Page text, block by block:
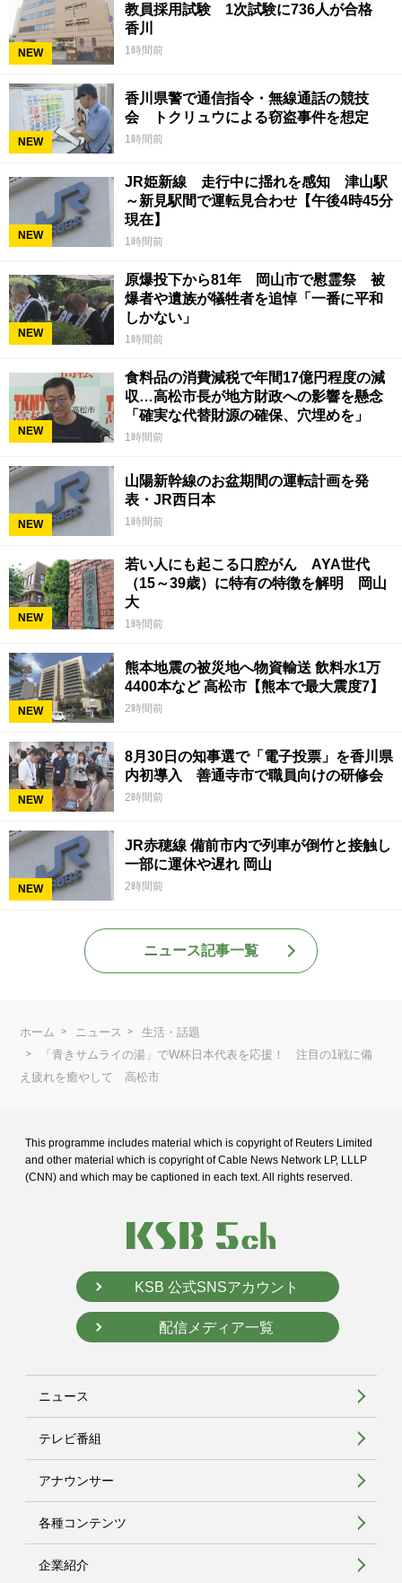
NEW
教員採用試験 1次試験に736人が合格
香川
1時間前
NEW
香川県警で通信指令・無線通話の競技
会 トクリュウによる窃盗事件を想定
1時間前
NEW
JR姫新線 走行中に揺れを感知 津山駅
～新見駅間で運転見合わせ【午後4時45分
現在】
1時間前
NEW
原爆投下から81年 岡山市で慰霊祭 被
爆者や遺族が犠牲者を追悼「一番に平和
しかない」
1時間前
NEW
食料品の消費減税で年間17億円程度の減
収…高松市長が地方財政への影響を懸念
「確実な代替財源の確保、穴埋めを」
1時間前
NEW
山陽新幹線のお盆期間の運転計画を発
表・JR西日本
1時間前
NEW
若い人にも起こる口腔がん AYA世代
（15～39歳）に特有の特徴を解明 岡山
大
1時間前
NEW
熊本地震の被災地へ物資輸送 飲料水1万
4400本など 高松市【熊本で最大震度7】
2時間前
NEW
8月30日の知事選で「電子投票」を香川県
内初導入 善通寺市で職員向けの研修会
2時間前
NEW
JR赤穂線 備前市内で列車が倒竹と接触し
一部に運休や遅れ 岡山
2時間前
ニュース記事一覧
ホーム ニュース
生活・話題
「青きサムライの湯」でW杯日本代表を応援！ 注目の1戦に備
え疲れを癒やして 高松市
This programme includes material which is copyright of Reuters Limited
and other material which is copyright of Cable News Network LP, LLLP
(CNN) and which may be captioned in each text. All rights reserved.
KSB 公式SNSアカウント
配信メディア一覧
ニュース
テレビ番組
アナウンサー
各種コンテンツ
企業紹介